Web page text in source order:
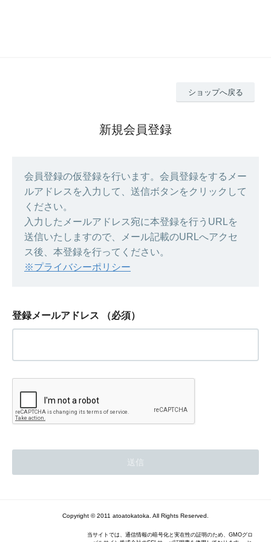
ショップへ戻る
新規会員登録
会員登録の仮登録を行います。会員登録をするメー
ルアドレスを入力して、送信ボタンをクリックして
ください。
入力したメールアドレス宛に本登録を行うURLを
送信いたしますので、メール記載のURLへアクセ
ス後、本登録を行ってください。
※プライバシーポリシー
登録メールアドレス （必須）
Copyright © 2011 atoatokatoka. All Rights Reserved.
当サイトでは、通信情報の暗号化と実在性の証明のため、GMOグロ